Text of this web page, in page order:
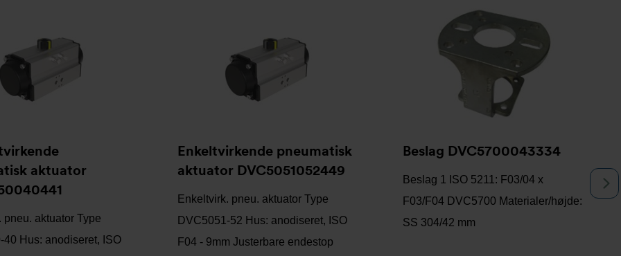
aktuator
pneu. aktuator Type
40 Hus: anodiseret, ISO
Enkeltvirkende pneumatisk
aktuator DVC5051052449
Enkeltvirk. pneu. aktuator Type
DVC5051-52 Hus: anodiseret, ISO
F04 - 9mm Justerbare endestop
Beslag DVC5700043334
Beslag 1 ISO 5211: F03/04 x
F03/F04 DVC5700 Materialer/højde:
SS 304/42 mm